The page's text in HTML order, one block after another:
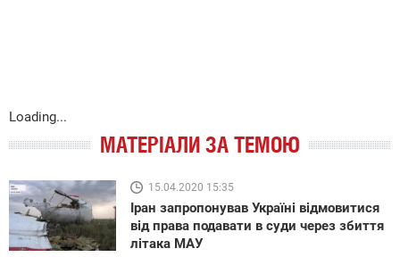
Loading...
МАТЕРІАЛИ ЗА ТЕМОЮ
15.04.2020 15:35
Іран запропонував Україні відмовитися
від права подавати в суди через збиття
літака МАУ